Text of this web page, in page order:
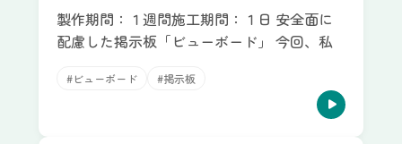
製作期間：１週間施工期間：１日 安全面に
配慮した掲示板「ビューボード」 今回、私
#ビューボード #掲示板